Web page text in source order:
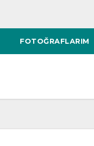
FOTOĞRAFLARIM